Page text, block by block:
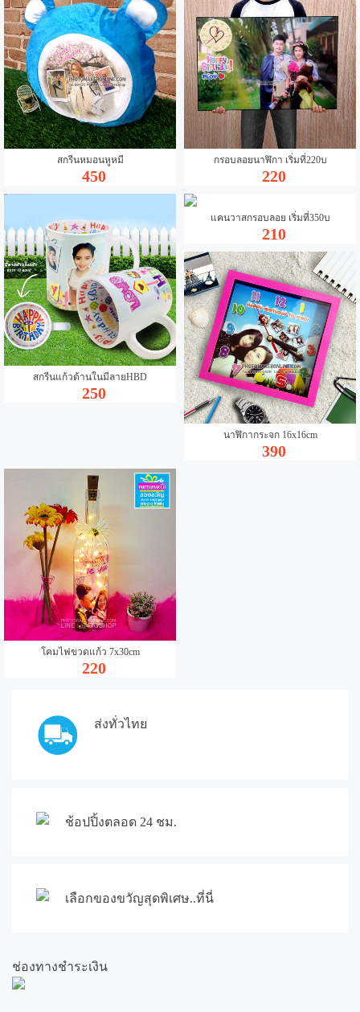
สกรีนหมอนหูหมี
450
กรอบลอยนาฬิกา เริ่มที่220บ
220
สกรีนแก้วด้านในมีลายHBD
250
แคนวาสกรอบลอย เริ่มที่350บ
210
นาฬิกากระจก 16x16cm
390
โคมไฟขวดแก้ว 7x30cm
220
ส่งทั่วไทย
ช้อปปิ้งตลอด 24 ชม.
เลือกของขวัญสุดพิเศษ..ที่นี่
ช่องทางชำระเงิน